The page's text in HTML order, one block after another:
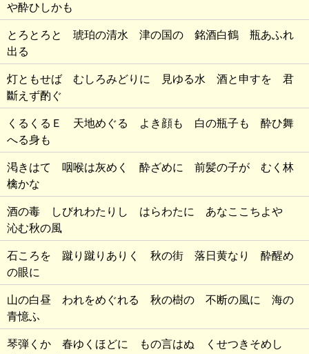
や酔ひしかも
とろとろと 琥珀の清水 津の国の 銘酒白鶴 瓶あふれ
出る
灯ともせば むしろみどりに 見ゆる水 酒と申すを 君
斷えず酌ぐ
くるくるＥ 天地めぐる よき顔も 白の瓶子も 酔ひ舞
へる身も
渇きはて 咽喉は灰めく 酔ざめに 前髪の子が むく林
檎かな
酒の毒 しびれわたりし はらわたに あなここちよや
沁む秋の風
石ころを 蹴り蹴りありく 秋の街 落日黄なり 酔醒め
の眼に
山の白昼 われをめぐれる 秋の樹の 不断の風に 海の
青憶ふ
琴弾くか 春ゆくほどに もの言はぬ くせつきそめし